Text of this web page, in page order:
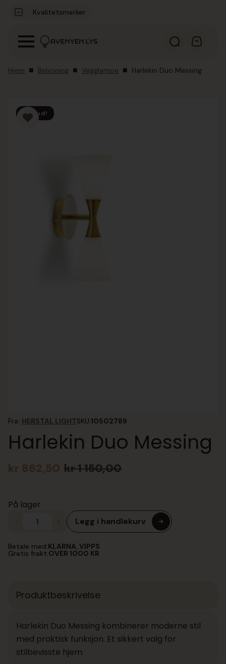
Kvalitetsmerker
Hjem Belysning Vegglampe Harlekin Duo Messing
Tilbud!
Fra: HERSTAL LIGHTSKU:10502789
Harlekin Duo Messing
kr1 150,00
Opprinnelig
kr 1
150,00.
kr 862,50
Nåværende
kr 862,50.
På lager
antall
Legg i handlekurv
Betale med:KLARNA, VIPPS
Gratis frakt:OVER 1000 KR
Produktbeskrivelse
Harlekin Duo Messing kombinerer moderne stil
med praktisk funksjon. Et sikkert valg for
stilbevisste hjem.